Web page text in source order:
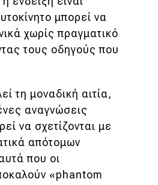
μπορεί να
χωρίς πραγματικό
τους οδηγούς που
τη μοναδική αιτία,
αναγνώσεις
να σχετίζονται με
απότομων
που οι
«phantom